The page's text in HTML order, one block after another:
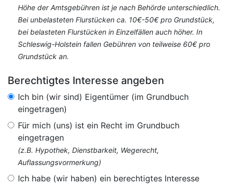
Höhe der Amtsgebühren ist je nach Behörde unterschiedlich.
Bei unbelasteten Flurstücken ca. 10€-50€ pro Grundstück,
bei belasteten Flurstücken in Einzelfällen auch höher. In
Schleswig-Holstein fallen Gebühren von teilweise 60€ pro
Grundstück an.
Berechtigtes Interesse angeben
Ich bin (wir sind) Eigentümer (im Grundbuch
eingetragen)
Für mich (uns) ist ein Recht im Grundbuch
eingetragen
(z.B. Hypothek, Dienstbarkeit, Wegerecht,
Auflassungsvormerkung)
Ich habe (wir haben) ein berechtigtes Interesse